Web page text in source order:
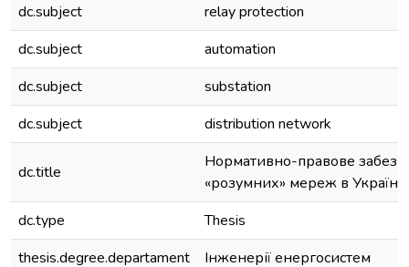
dc.subject
relay protection
dc.subject
automation
dc.subject
substation
dc.subject
distribution network
dc.title
Нормативно-правове
«розумних» мереж в Україні
dc.type
Thesis
thesis.degree.departament
Інженерії енергосистем